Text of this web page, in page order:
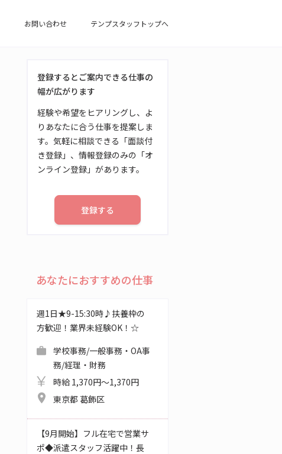
お問い合わせ テンプスタッフトップへ
登録するとご案内できる仕事の
幅が広がります
経験や希望をヒアリングし、よ
りあなたに合う仕事を提案しま
す。気軽に相談できる「面談付
き登録」、情報登録のみの「オ
ンライン登録」があります。
登録する
あなたにおすすめの仕事
週1日★9-15:30時♪扶養枠の
方歓迎！業界未経験OK！☆
学校事務/一般事務・OA事
務/経理・財務
時給 1,370円～1,370円
東京都 葛飾区
【9月開始】フル在宅で営業サ
ポ◆派遣スタッフ活躍中！長